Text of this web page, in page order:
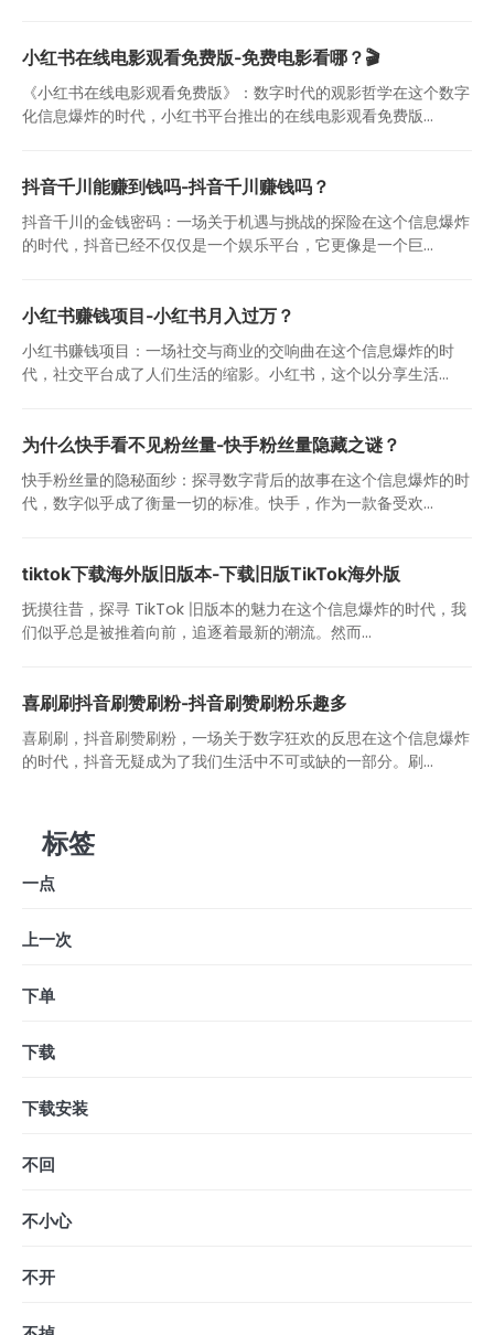
小红书在线电影观看免费版-免费电影看哪？🎬
《小红书在线电影观看免费版》：数字时代的观影哲学在这个数字
化信息爆炸的时代，小红书平台推出的在线电影观看免费版...
抖音千川能赚到钱吗-抖音千川赚钱吗？
抖音千川的金钱密码：一场关于机遇与挑战的探险在这个信息爆炸
的时代，抖音已经不仅仅是一个娱乐平台，它更像是一个巨...
小红书赚钱项目-小红书月入过万？
小红书赚钱项目：一场社交与商业的交响曲在这个信息爆炸的时
代，社交平台成了人们生活的缩影。小红书，这个以分享生活...
为什么快手看不见粉丝量-快手粉丝量隐藏之谜？
快手粉丝量的隐秘面纱：探寻数字背后的故事在这个信息爆炸的时
代，数字似乎成了衡量一切的标准。快手，作为一款备受欢...
tiktok下载海外版旧版本-下载旧版TikTok海外版
抚摸往昔，探寻 TikTok 旧版本的魅力在这个信息爆炸的时代，我
们似乎总是被推着向前，追逐着最新的潮流。然而...
喜刷刷抖音刷赞刷粉-抖音刷赞刷粉乐趣多
喜刷刷，抖音刷赞刷粉，一场关于数字狂欢的反思在这个信息爆炸
的时代，抖音无疑成为了我们生活中不可或缺的一部分。刷...
标签
一点
上一次
下单
下载
下载安装
不回
不小心
不开